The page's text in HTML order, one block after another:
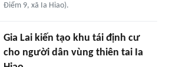
Điểm 9, xã Ia Hiao).
Gia Lai kiến tạo khu tái định cư
cho người dân vùng thiên tai Ia